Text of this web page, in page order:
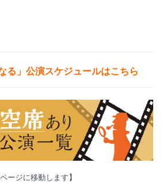
る」公演スケジュールはこちら
ページに移動します】